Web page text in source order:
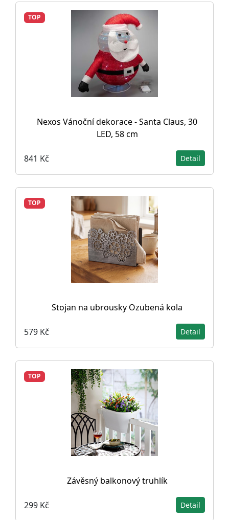
TOP
Nexos Vánoční dekorace - Santa Claus, 30
LED, 58 cm
841 Kč Detail
TOP
Stojan na ubrousky Ozubená kola
579 Kč Detail
TOP
Závěsný balkonový truhlík
299 Kč Detail